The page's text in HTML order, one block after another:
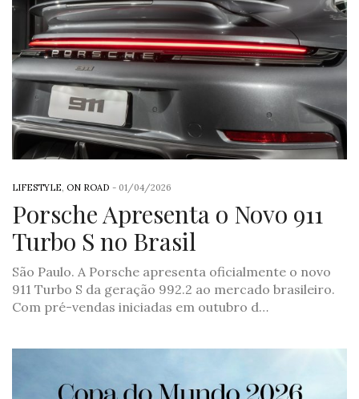
LIFESTYLE, ON ROAD - 01/04/2026
Porsche Apresenta o Novo 911
Turbo S no Brasil
São Paulo. A Porsche apresenta oficialmente o novo
911 Turbo S da geração 992.2 ao mercado brasileiro.
Com pré-vendas iniciadas em outubro d…